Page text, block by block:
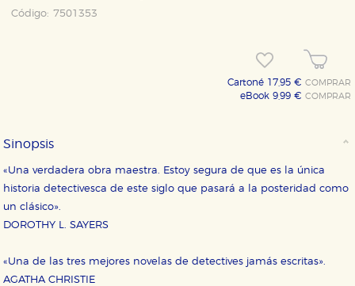
Código: 7501353
Cartoné 17,95 €COMPRAR
eBook 9,99 €COMPRAR
Sinopsis
«Una verdadera obra maestra. Estoy segura de que es la única
historia detectivesca de este siglo que pasará a la posteridad como
un clásico».
DOROTHY L. SAYERS
«Una de las tres mejores novelas de detectives jamás escritas».
AGATHA CHRISTIE